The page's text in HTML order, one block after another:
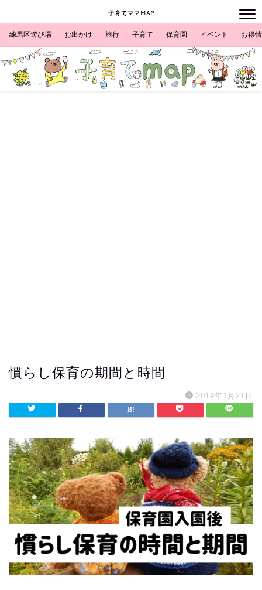
子育てママMAP
練馬区遊び場 お出かけ 旅行 子育て 保育園 イベント お得
慣らし保育の期間と時間
2019年1月21日